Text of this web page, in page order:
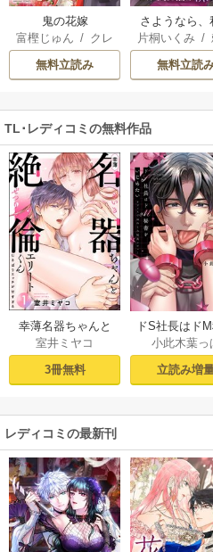
鬼の花嫁
富樫じゅん / クレ
ハ
無料立読み
さようなら、
冷遇生活 ～パ
ィーで声をか
きたのがヤバ
片桐いくみ /
無料立読
TL･レディコミの無料作品
幸薄名器ちゃんと
絶倫エリートくん
むさぼりエッチが
甘すぎる（分冊
室井ミヤコ
3冊無料
ドS社長はド
をいじめたい
フィスでぬれ
玩具レビュー
き】
小此木葉っ
立読み増
レディコミの最新刊